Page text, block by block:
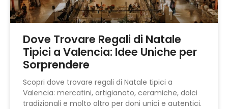
Dove Trovare Regali di Natale
Tipici a Valencia: Idee Uniche per
Sorprendere
Scopri dove trovare regali di Natale tipici a
Valencia: mercatini, artigianato, ceramiche, dolci
tradizionali e molto altro per doni unici e autentici.